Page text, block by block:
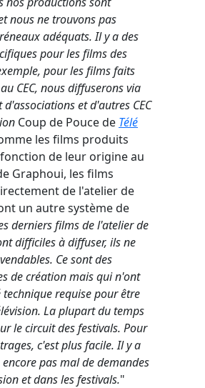
nous ne trouvons pas
adéquats. Il y a des
pour les films des
pour les films faits
CEC, nous diffuserons via
et d'autres CEC
Coup de Pouce de Télé
les films produits
de leur origine au
Graphoui, les films
de l'atelier de
un autre système de
derniers films de l'atelier de
difficiles à diffuser, ils ne
Ce sont des
de création mais qui n'ont
requise pour être
La plupart du temps
le circuit des festivals. Pour
c'est plus facile. Il y a
pas mal de demandes
et dans les festivals."